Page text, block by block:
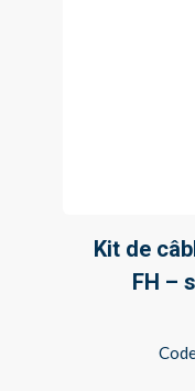
Kit de
FH –